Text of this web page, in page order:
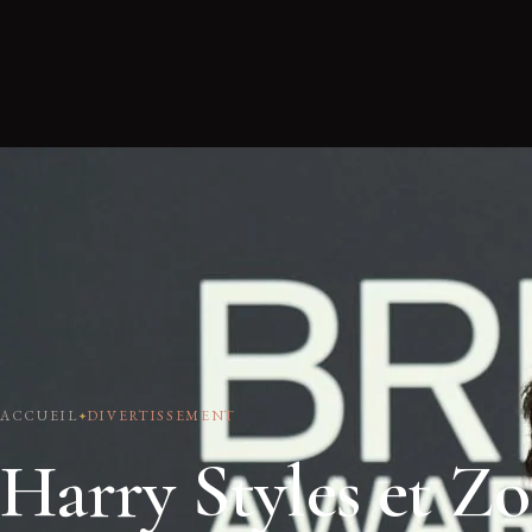
ACCUEIL DIVERTISSEMENT
Harry Styles et